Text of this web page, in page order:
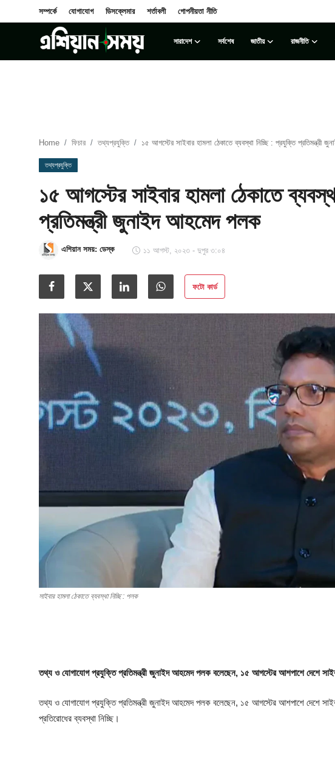
সম্পর্কে যোগাযোগ ডিসক্লেমার শর্তাবলী গোপনীয়তা নীতি
সারাদেশ সর্বশেষ জাতীয় রাজনীতি
ডিসক্লেমার
গোপনীয়তা নীতি
আন্তর্জাতিক
বরিশাল বিভাগ
রাজশাহী বিভাগ
Home ফিচার তথ্যপ্রযুক্তি ১৫ আগস্টের সাইবার হামলা ঠেকাতে ব্যবস্থা নিচ্ছি : প্রযুক্তি প্রতিমন্ত্রী
তথ্যপ্রযুক্তি
১৫ আগস্টের সাইবার হামলা ঠেকাতে
প্রতিমন্ত্রী জুনাইদ আহমেদ পলক
এশিয়ান সময়: ডেস্ক ১১ আগস্ট, ২০২৩ - দুপুর ৩:০৪
ফটো কার্ড
সাইবার হামলা ঠেকাতে ব্যবস্থা নিচ্ছি : পলক
তথ্য ও যোগাযোগ প্রযুক্তি প্রতিমন্ত্রী জুনাইদ আহমেদ পলক বলেছেন, ১৫ আগস্টের আশপাশে দেশে
তথ্য ও যোগাযোগ প্রযুক্তি প্রতিমন্ত্রী জুনাইদ আহমেদ পলক বলেছেন, ১৫ আগস্টের আশপাশে দেশে
প্রতিরোধের ব্যবস্থা নিচ্ছি।